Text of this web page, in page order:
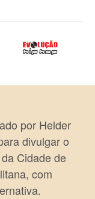
por Helder
divulgar o
Cidade de
com